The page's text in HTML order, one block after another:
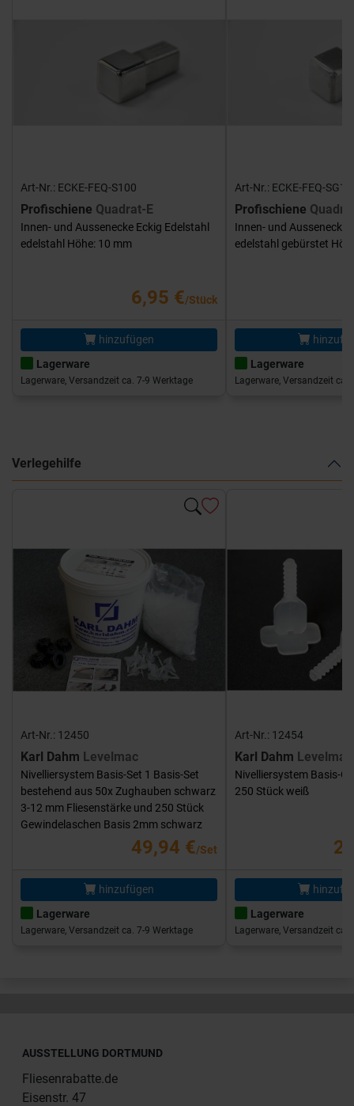
Art-Nr.: ECKE-FEQ-S100
Profischiene Quadrat-E
Innen- und Aussenecke Eckig Edelstahl
edelstahl Höhe: 10 mm
6,95 €/Stück
hinzufügen
Lagerware
Lagerware, Versandzeit ca. 7-9 Werktage
Art-Nr.: ECKE-FEQ-
Profischiene
Innen- und Aussenecke
edelstahl gebürstet
Lagerware
Lagerware, Versandzeit ca.
Verlegehilfe
Art-Nr.: 12450
Karl Dahm Levelmac
Nivelliersystem Basis-Set 1 Basis-Set
bestehend aus 50x Zughauben schwarz
3-12 mm Fliesenstärke und 250 Stück
Gewindelaschen Basis 2mm schwarz
49,94 €/Set
hinzufügen
Lagerware
Lagerware, Versandzeit ca. 7-9 Werktage
Art-Nr.: 12454
Karl Dahm Levelmac
Nivelliersystem Basis-
250 Stück weiß
Lagerware
Lagerware, Versandzeit ca.
AUSSTELLUNG DORTMUND
Fliesenrabatte.de
Eisenstr. 47